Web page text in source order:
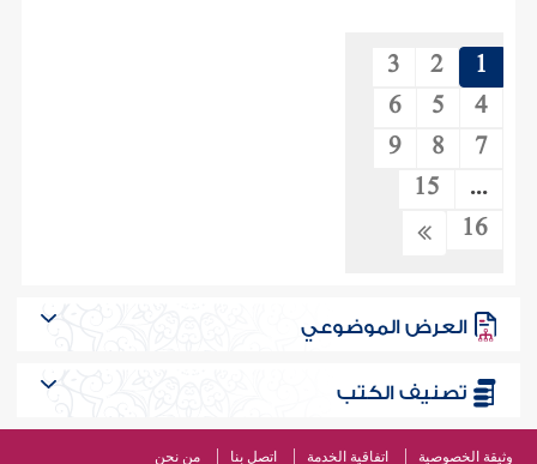
1
2
3
4
5
6
7
8
9
...
15
16
العرض الموضوعي
تصنيف الكتب
وثيقة الخصوصية اتفاقية الخدمة اتصل بنا من نحن